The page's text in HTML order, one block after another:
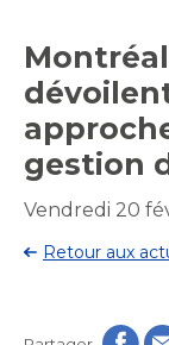
Ma
Rôle
Taxes
Loisirs
Arts et
Bibliothèques
Bibliothèques
Déneigement
Eau
Quoi
gestion
Vendredi 20
Retour aux